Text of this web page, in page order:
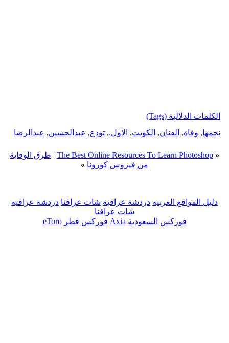
الكلمات الدلالية (Tags)
نجمها, وفاة, الفنان, الكويت, الاول., تودع, عبدالحسين, عبدالرضا
«
The Best Online Resources To Learn Photoshop
| طرق الوقاية
من فيروس كورونا »
دليل المواقع العربية دردشة عراقية شات عراقنا دردشة عراقية
شات عراقنا
فوركس السعودية Axia فوركس قطر eToro